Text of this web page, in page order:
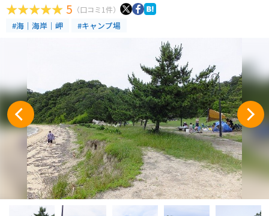
5 （口コミ1件）
#海｜海岸｜岬 #キャンプ場